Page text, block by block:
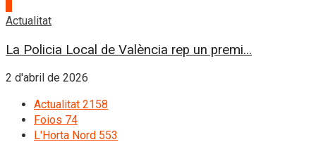
Actualitat
La Policia Local de València rep un premi...
2 d'abril de 2026
Actualitat 2158
Foios 74
L'Horta Nord 553